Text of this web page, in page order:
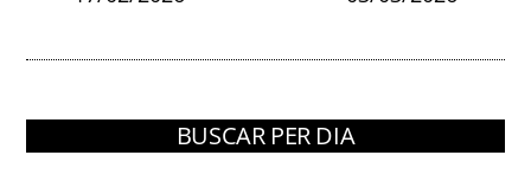
BUSCAR PER DIA